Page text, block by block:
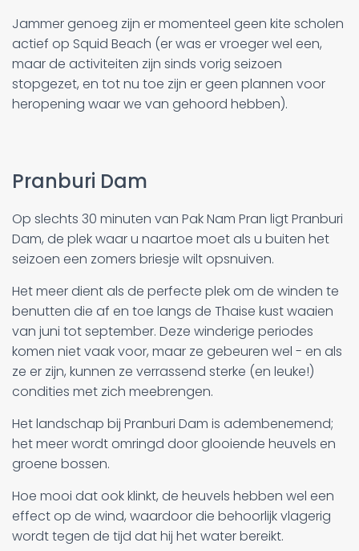
Jammer genoeg zijn er momenteel geen kite scholen
actief op Squid Beach (er was er vroeger wel een,
maar de activiteiten zijn sinds vorig seizoen
stopgezet, en tot nu toe zijn er geen plannen voor
heropening waar we van gehoord hebben).
Pranburi Dam
Op slechts 30 minuten van Pak Nam Pran ligt Pranburi
Dam, de plek waar u naartoe moet als u buiten het
seizoen een zomers briesje wilt opsnuiven.
Het meer dient als de perfecte plek om de winden te
benutten die af en toe langs de Thaise kust waaien
van juni tot september. Deze winderige periodes
komen niet vaak voor, maar ze gebeuren wel - en als
ze er zijn, kunnen ze verrassend sterke (en leuke!)
condities met zich meebrengen.
Het landschap bij Pranburi Dam is adembenemend;
het meer wordt omringd door glooiende heuvels en
groene bossen.
Hoe mooi dat ook klinkt, de heuvels hebben wel een
effect op de wind, waardoor die behoorlijk vlagerig
wordt tegen de tijd dat hij het water bereikt.